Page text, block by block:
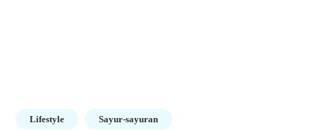
Lifestyle Sayur-sayuran